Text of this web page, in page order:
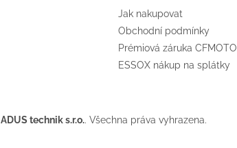
Jak nakupovat
Obchodní podmínky
Prémiová záruka CFMOTO
ESSOX nákup na splátky
ADUS technik s.r.o.. Všechna práva vyhrazena.